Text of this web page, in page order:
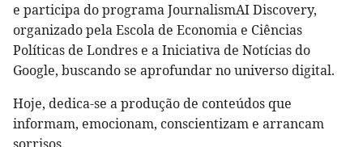
e participa do programa JournalismAI Discovery,
organizado pela Escola de Economia e Ciências
Políticas de Londres e a Iniciativa de Notícias do
Google, buscando se aprofundar no universo digital.
Hoje, dedica-se a produção de conteúdos que
informam, emocionam, conscientizam e arrancam